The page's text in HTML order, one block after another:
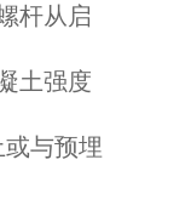
杆从启
土强度
与预埋